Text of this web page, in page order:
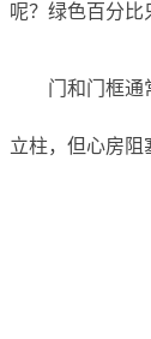
呢？绿色百分比
门和门框通
立柱，但心房阻